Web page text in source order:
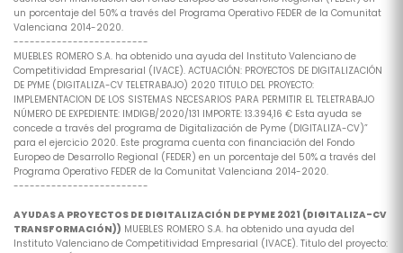
un porcentaje del 50% a través del Programa Operativo FEDER de la Comunitat
Valenciana 2014-2020.
-------------------------
MUEBLES ROMERO S.A. ha obtenido una ayuda del Instituto Valenciano de
Competitividad Empresarial (IVACE). ACTUACIÓN: PROYECTOS DE DIGITALIZACIÓN
DE PYME (DIGITALIZA-CV TELETRABAJO) 2020 TITULO DEL PROYECTO:
IMPLEMENTACION DE LOS SISTEMAS NECESARIOS PARA PERMITIR EL TELETRABAJO
NÚMERO DE EXPEDIENTE: IMDIGB/2020/131 IMPORTE: 13.394,16 € Esta ayuda se
concede a través del programa de Digitalización de Pyme (DIGITALIZA-CV)”
para el ejercicio 2020. Este programa cuenta con financiación del Fondo
Europeo de Desarrollo Regional (FEDER) en un porcentaje del 50% a través del
Programa Operativo FEDER de la Comunitat Valenciana 2014-2020.
-------------------------
AYUDAS A PROYECTOS DE DIGITALIZACIÓN DE PYME 2021 (DIGITALIZA-CV
TRANSFORMACIÓN)) MUEBLES ROMERO S.A. ha obtenido una ayuda del
Instituto Valenciano de Competitividad Empresarial (IVACE). Titulo del proyecto: